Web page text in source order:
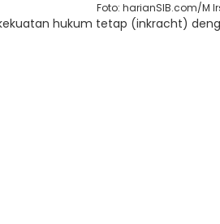
Foto: harianSIB.com/M
hukum tetap (inkracht)